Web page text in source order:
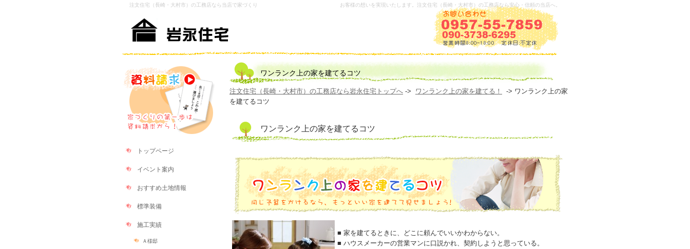
ワンランク上の家を建てるコツ
お客様の想いを実現いたします。注文住宅（長崎・大村市）の工務店なら安心・信頼の当店へ。
注文住宅（長崎・大村市）の工務店なら当店で家づくり
注文住宅（長崎・大村市）の工務店なら岩永住宅トップへ -> ワンランク上の家を建てる！
-> ワンランク上の家
を建てるコツ
ワンランク上の家を建てるコツ
■ 家を建てるときに、どこに頼んでいいかわからない。
■ ハウスメーカーの営業マンに口説かれ、契約しようと思っている。
トップページ
イベント案内
おすすめ土地情報
標準装備
施工実績
Ａ様邸